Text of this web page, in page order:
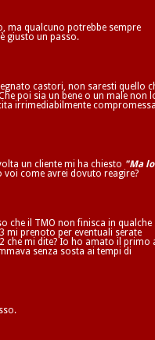
ma qualcuno potrebbe sempre
giusto un passo.
castori, non saresti quello
poi sia un bene o un male non
irrimediabilmente
un cliente mi ha chiesto "Ma lo
voi come avrei dovuto reagire?
che il TMO non finisca in qualche
mi prenoto per eventuali serate
che mi dite? Io ho amato il primo
senza sosta ai tempi di